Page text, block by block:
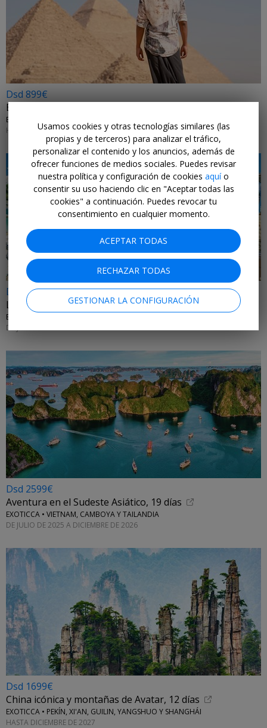
Dsd 899€
Egipto: pirámides y crucero Nilo en 8 días
EXOTICCA • PIRÁMIDES, NILO Y HURGHADA
HASTA MARZO 2026
Dsd 1199€
La gran ruta de los Balcanes en 10 días
EXOTICCA • ALBANIA, MONTENEGRO, CROACIA Y BOSNIA Y HERZEGOVINA
DE JULIO A OCTUBRE DE 2026
Dsd 2599€
Aventura en el Sudeste Asiático, 19 días
EXOTICCA • VIETNAM, CAMBOYA Y TAILANDIA
DE JULIO DE 2025 A DICIEMBRE DE 2026
Dsd 1699€
China icónica y montañas de Avatar, 12 días
EXOTICCA • PEKÍN, XI'AN, GUILIN, YANGSHUO Y SHANGHÁI
HASTA DICIEMBRE DE 2027
Usamos cookies y otras tecnologías similares (las
propias y de terceros) para analizar el tráfico,
personalizar el contenido y los anuncios, además de
ofrecer funciones de medios sociales. Puedes revisar
nuestra política y configuración de cookies aquío
consentir su uso haciendo clic en "Aceptar todas las
cookies" a continuación. Puedes revocar tu
consentimiento en cualquier momento.
ACEPTAR TODAS
RECHAZAR TODAS
GESTIONAR LA CONFIGURACIÓN